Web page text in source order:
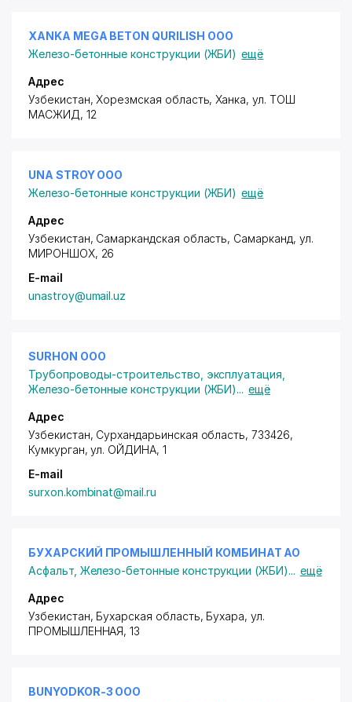
XANKA MEGA BETON QURILISH ООО
Железо-бетонные конструкции (ЖБИ) ещё
Адрес
Узбекистан, Хорезмская область, Ханка,ул. ТОШ
МАСЖИД, 12
UNA STROY ООО
Железо-бетонные конструкции (ЖБИ) ещё
Адрес
Узбекистан, Самаркандская область, Самарканд, ул.
МИРОНШОХ, 26
E-mail
unastroy@umail.uz
SURHON ООО
Трубопроводы-строительство, эксплуатация
Железо-бетонные конструкции (ЖБИ)... ещё
Адрес
Узбекистан, Сурхандарьинская область, 733426,
Кумкурган,ул. ОЙДИНА, 1
E-mail
surxon.kombinat@mail.ru
БУХАРСКИЙ ПРОМЫШЛЕННЫЙ КОМБИНАТ АО
Асфальт, Железо-бетонные конструкции (ЖБИ)... ещё
Адрес
Узбекистан, Бухарская область, Бухара,ул.
ПРОМЫШЛЕННАЯ, 13
BUNYODKOR-3 ООО